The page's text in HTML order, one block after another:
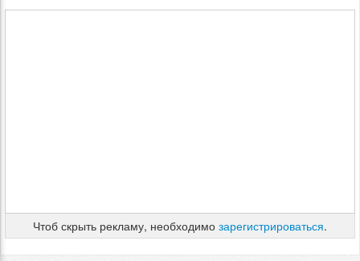
Чтоб скрыть рекламу, необходимо зарегистрироваться.